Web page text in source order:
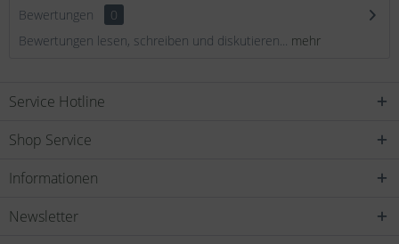
Bewertungen
0
Bewertungen lesen, schreiben und diskutieren... mehr
Service Hotline
Shop Service
Informationen
Newsletter